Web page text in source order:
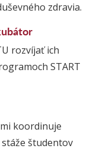
zdravia.
rozvíjať ich
START
koordinuje
študentov